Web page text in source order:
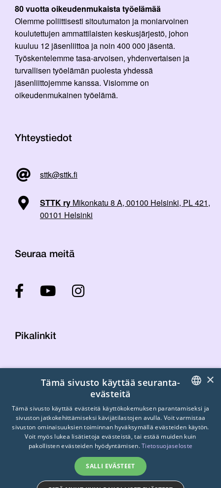
80 vuotta oikeudenmukaista työelämää
Olemme poliittisesti sitoutumaton ja moniarvoinen
koulutettujen ammattilaisten keskusjärjestö, johon
kuuluu 12 jäsenliittoa ja noin 400 000 jäsentä.
Työskentelemme tasa-arvoisen, yhdenvertaisen ja
turvallisen työelämän puolesta yhdessä
jäsenliittojemme kanssa. Visiomme on
oikeudenmukainen työelämä.
Yhteystiedot
sttk@sttk.fi
STTK ry Mikonkatu 8 A, 00100 Helsinki, PL 421,
00101 Helsinki
Seuraa meitä
Pikalinkit
Laskutustiedot
Tietosuojaseloste
Turvallisemman tilan periaatteet
FINNISH
SWEDISH
×
Tämä sivusto käyttää seuranta-
evästeitä
Tämä sivusto käyttää evästeitä käyttökokemuksen parantamiseksi ja
sivuston jatkokehittämiseksi kävijätilastojen avulla. Voit varmistaa
sivuston ominaisuuksien toiminnan hyväksymällä evästeiden käytön.
Voit myös lukea lisätietoja evästeistä, tai estää muiden kuin
pakollisten evästeiden hyödyntämisen.Tietosuojaseloste
SALLI EVÄSTEET